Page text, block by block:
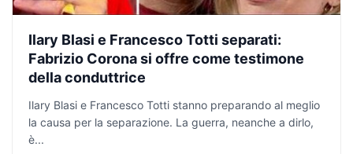
Ilary Blasi e Francesco Totti separati:
Fabrizio Corona si offre come testimone
della conduttrice
Ilary Blasi e Francesco Totti stanno preparando al meglio
la causa per la separazione. La guerra, neanche a dirlo,
è...